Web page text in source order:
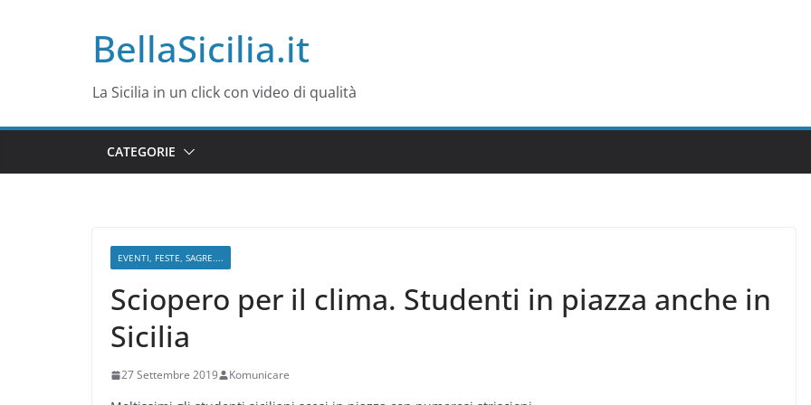
BellaSicilia.it
La Sicilia in un click con video di qualità
CATEGORIE
EVENTI, FESTE, SAGRE....
Sciopero per il clima. Studenti in piazza anche in
Sicilia
27 Settembre 2019 Komunicare